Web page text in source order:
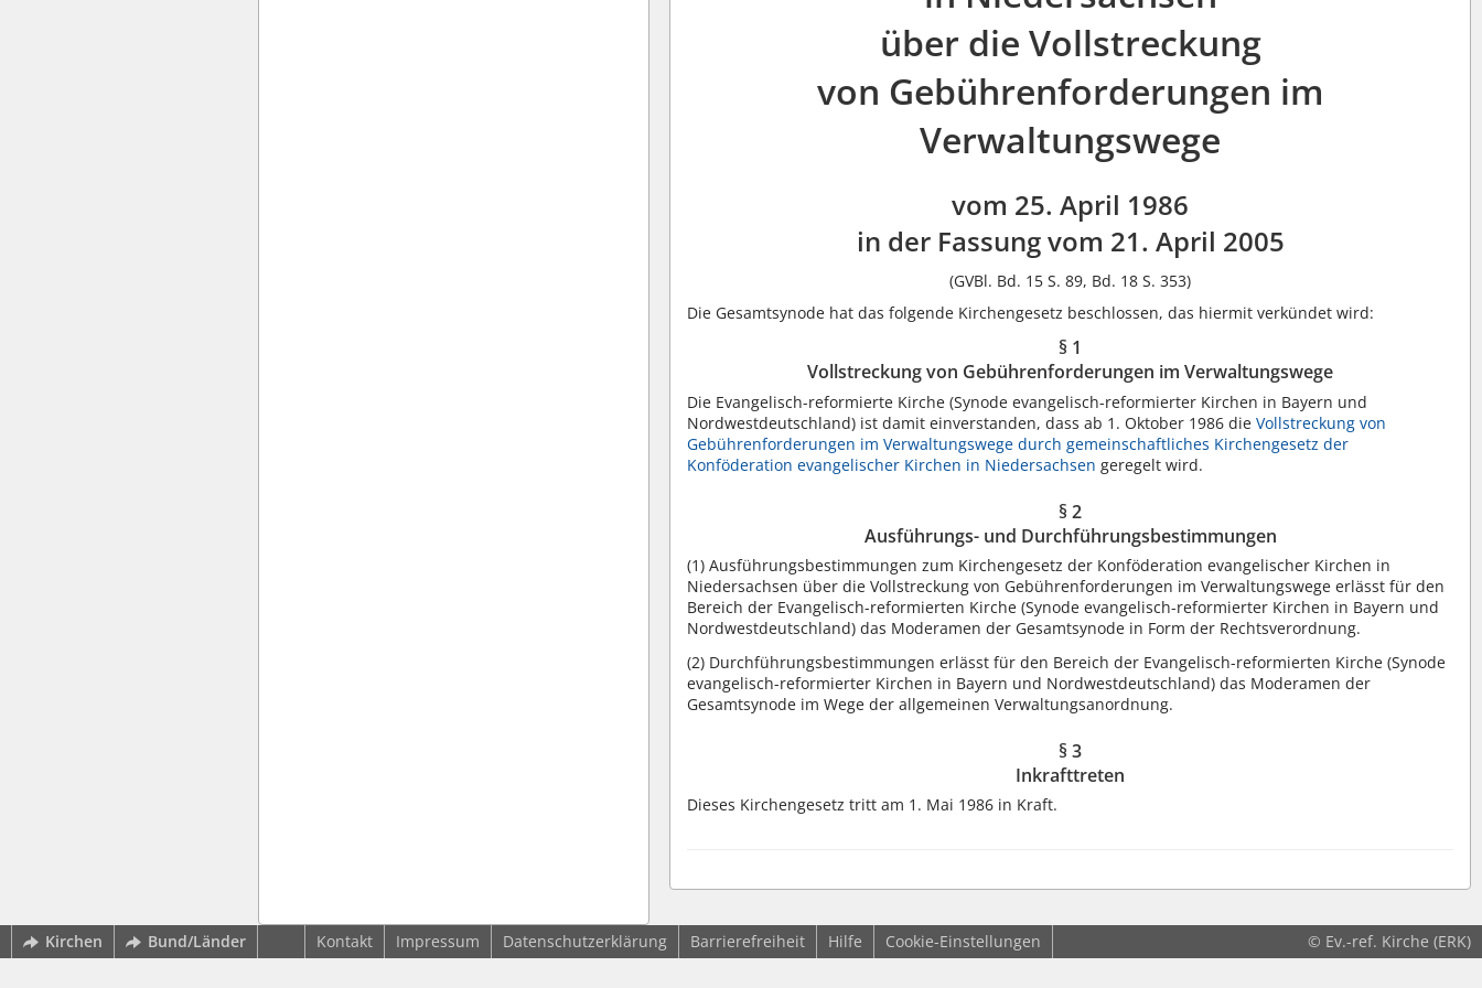
über die Vollstreckung
von Gebührenforderungen im
Verwaltungswege
vom 25. April 1986
in der Fassung vom 21. April 2005
(GVBl. Bd. 15 S. 89, Bd. 18 S. 353)
Die Gesamtsynode hat das folgende Kirchengesetz beschlossen, das hiermit verkündet wird:
§ 1
Vollstreckung von Gebührenforderungen im Verwaltungswege
Die Evangelisch-reformierte Kirche (Synode evangelisch-reformierter Kirchen in Bayern und
Nordwestdeutschland) ist damit einverstanden, dass ab 1. Oktober 1986 dieVollstreckung von
Gebührenforderungen im Verwaltungswege durch gemeinschaftliches Kirchengesetz der
Konföderation evangelischer Kirchen in Niedersachsen geregelt wird.
§ 2
Ausführungs- und Durchführungsbestimmungen
(1) Ausführungsbestimmungen zum Kirchengesetz der Konföderation evangelischer Kirchen in
Niedersachsen über die Vollstreckung von Gebührenforderungen im Verwaltungswege erlässt für den
Bereich der Evangelisch-reformierten Kirche (Synode evangelisch-reformierter Kirchen in Bayern und
Nordwestdeutschland) das Moderamen der Gesamtsynode in Form der Rechtsverordnung.
(2) Durchführungsbestimmungen erlässt für den Bereich der Evangelisch-reformierten Kirche (Synode
evangelisch-reformierter Kirchen in Bayern und Nordwestdeutschland) das Moderamen der
Gesamtsynode im Wege der allgemeinen Verwaltungsanordnung.
§ 3
Inkrafttreten
Dieses Kirchengesetz tritt am 1. Mai 1986 in Kraft.
Kirchen Bund/Länder Kontakt Impressum Datenschutzerklärung Barrierefreiheit Hilfe Cookie-Einstellungen
© Ev.-ref. Kirche (ERK)